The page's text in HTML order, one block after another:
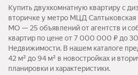
Купить двухкомнатную квартиру с
вторичке у метро МЦД
МО — 25 объявлений от агентств и
квартир по цене от 7 000 000 ₽ до
Недвижимости. В нашем каталоге
42 м² до 94 м² в новостройках и
планировки и характеристики.